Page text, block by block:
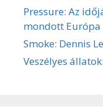
Pressure: Az
mondott
Smoke: Dennis
Veszélyes